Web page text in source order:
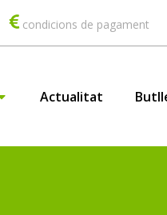
condicions de pagament
Actualitat